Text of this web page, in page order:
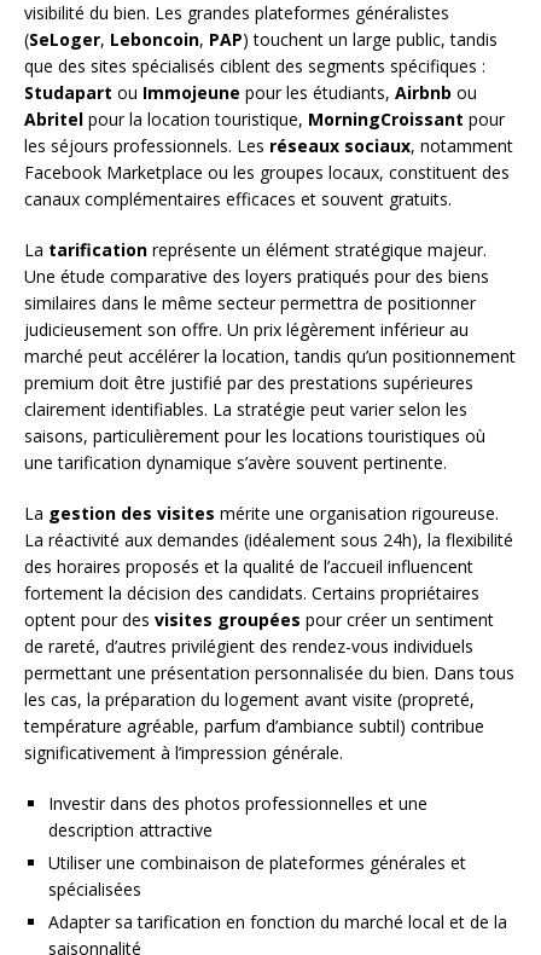
visibilité du bien. Les grandes plateformes généralistes
(SeLoger, Leboncoin, PAP) touchent un large public, tandis
que des sites spécialisés ciblent des segments spécifiques :
Studapart ou Immojeune pour les étudiants, Airbnb ou
Abritel pour la location touristique, MorningCroissant pour
les séjours professionnels. Les réseaux sociaux, notamment
Facebook Marketplace ou les groupes locaux, constituent des
canaux complémentaires efficaces et souvent gratuits.
La tarification représente un élément stratégique majeur.
Une étude comparative des loyers pratiqués pour des biens
similaires dans le même secteur permettra de positionner
judicieusement son offre. Un prix légèrement inférieur au
marché peut accélérer la location, tandis qu’un positionnement
premium doit être justifié par des prestations supérieures
clairement identifiables. La stratégie peut varier selon les
saisons, particulièrement pour les locations touristiques où
une tarification dynamique s’avère souvent pertinente.
La gestion des visites mérite une organisation rigoureuse.
La réactivité aux demandes (idéalement sous 24h), la flexibilité
des horaires proposés et la qualité de l’accueil influencent
fortement la décision des candidats. Certains propriétaires
optent pour des visites groupées pour créer un sentiment
de rareté, d’autres privilégient des rendez-vous individuels
permettant une présentation personnalisée du bien. Dans tous
les cas, la préparation du logement avant visite (propreté,
température agréable, parfum d’ambiance subtil) contribue
significativement à l’impression générale.
Investir dans des photos professionnelles et une
description attractive
Utiliser une combinaison de plateformes générales et
spécialisées
Adapter sa tarification en fonction du marché local et de la
saisonnalité